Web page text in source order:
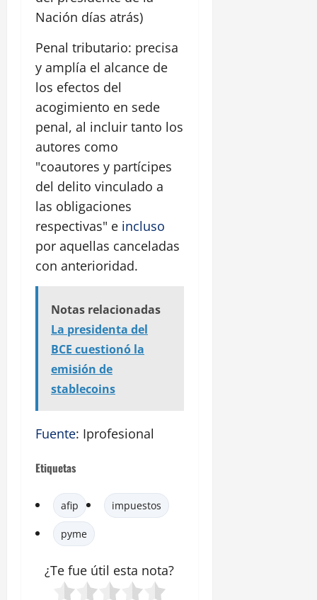
Nación días atrás)
Penal tributario: precisa
y amplía el alcance de
los efectos del
acogimiento en sede
penal, al incluir tanto los
autores como
"coautores y partícipes
del delito vinculado a
las obligaciones
respectivas" e incluso
por aquellas canceladas
con anterioridad.
Notas relacionadas
La presidenta del
BCE cuestionó la
emisión de
stablecoins
Fuente: Iprofesional
Etiquetas
afip impuestos
pyme
¿Te fue útil esta nota?